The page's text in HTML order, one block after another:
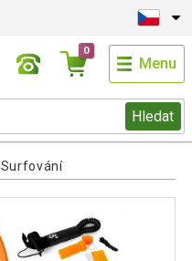
Hledat
0
Menu
Surfování